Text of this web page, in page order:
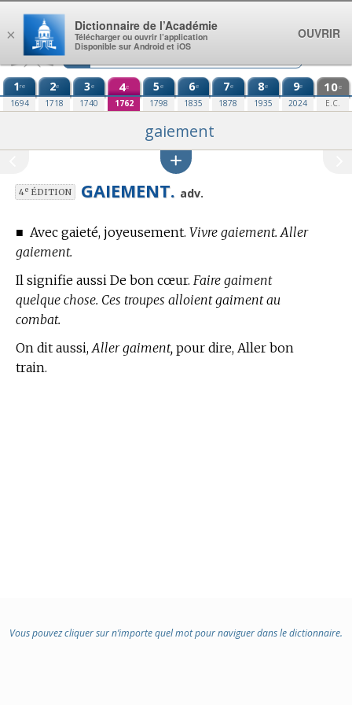
Aller au contenu
1re
1694
2e
1718
3e
1740
4e
1762
5e
1798
6e
1835
7e
1878
8e
1935
9e
2024
10e
E.C.
gaiement
4eÉDITION GAIEMENT. adv.
■ Avec gaieté, joyeusement. Vivre gaiement. Aller
gaiement.
Il signifie aussi De bon cœur. Faire gaiment
quelque chose. Ces troupes alloient gaiment au
combat.
On dit aussi, Aller gaiment, pour dire, Aller bon
train.
Vous pouvez cliquer sur n’importe quel mot pour naviguer dans le dictionnaire.
×
Dictionnaire de l’Académie
Télécharger ou ouvrir l’application
Disponible sur Android et iOS
OUVRIR